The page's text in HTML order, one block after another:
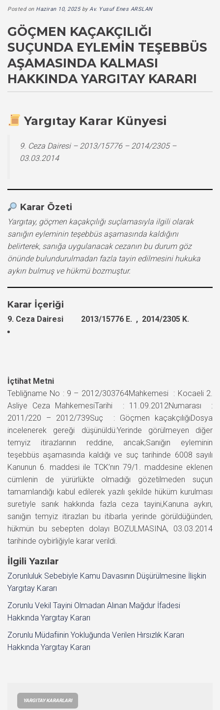
Posted on Haziran 10, 2025byAv. Yusuf Enes ARSLAN
GÖÇMEN KAÇAKÇILIĞI
SUÇUNDA EYLEMIN TEŞEBBÜS
AŞAMASINDA KALMASI
HAKKINDA YARGITAY KARARI
Yargıtay Karar Künyesi
9. Ceza Dairesi – 2013/15776 – 2014/2305 –
03.03.2014
Karar Özeti
Yargıtay, göçmen kaçakçılığı suçlamasıyla ilgili olarak
sanığın eyleminin teşebbüs aşamasında kaldığını
belirterek, sanığa uygulanacak cezanın bu durum göz
önünde bulundurulmadan fazla tayin edilmesini hukuka
aykırı bulmuş ve hükmü bozmuştur.
Karar İçeriği
9. Ceza Dairesi 2013/15776 E. , 2014/2305 K.
İçtihat Metni
Tebliğname No : 9 – 2012/303764Mahkemesi : Kocaeli 2.
Asliye Ceza MahkemesiTarihi : 11.09.2012Numarası :
2011/220 – 2012/739Suç : Göçmen kaçakçılığıDosya
incelenerek gereği düşünüldü:Yerinde görülmeyen diğer
temyiz itirazlarının reddine, ancak;Sanığın eyleminin
teşebbüs aşamasında kaldığı ve suç tarihinde 6008 sayılı
Kanunun 6. maddesi ile TCK’nın 79/1. maddesine eklenen
cümlenin de yürürlükte olmadığı gözetilmeden suçun
tamamlandığı kabul edilerek yazılı şekilde hüküm kurulması
suretiyle sanık hakkında fazla ceza tayini,Kanuna aykırı,
sanığın temyiz itirazları bu itibarla yerinde görüldüğünden,
hükmün bu sebepten dolayı BOZULMASINA, 03.03.2014
tarihinde oybirliğiyle karar verildi.
İlgili Yazılar
Zorunluluk Sebebiyle Kamu Davasının Düşürülmesine İlişkin
Yargıtay Kararı
Zorunlu Vekil Tayini Olmadan Alınan Mağdur İfadesi
Hakkında Yargıtay Kararı
Zorunlu Müdafiinin Yokluğunda Verilen Hırsızlık Kararı
Hakkında Yargıtay Kararı
YARGITAY KARARLARI